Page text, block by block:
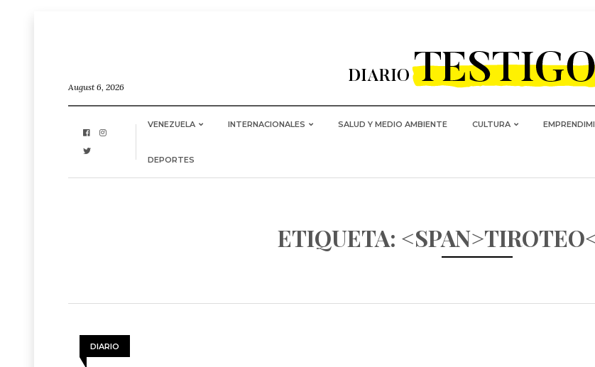
August 6, 2026
VENEZUELA INTERNACIONALES SALUD Y MEDIO AMBIENTE CULTURA
DEPORTES
ETIQUETA:
DIARIO